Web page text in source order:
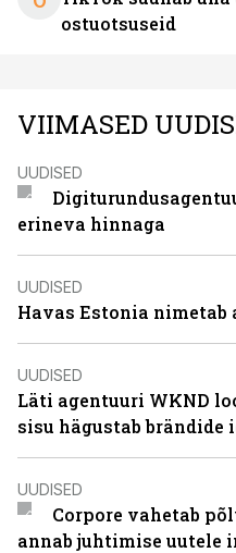
ostuotsuseid
VIIMASED
UUDISED
erineva hinnaga
UUDISED
Havas Estonia nimetab
UUDISED
Läti agentuuri WKND
sisu hägustab brändide
UUDISED
Corpore vahetab
annab juhtimise uutele